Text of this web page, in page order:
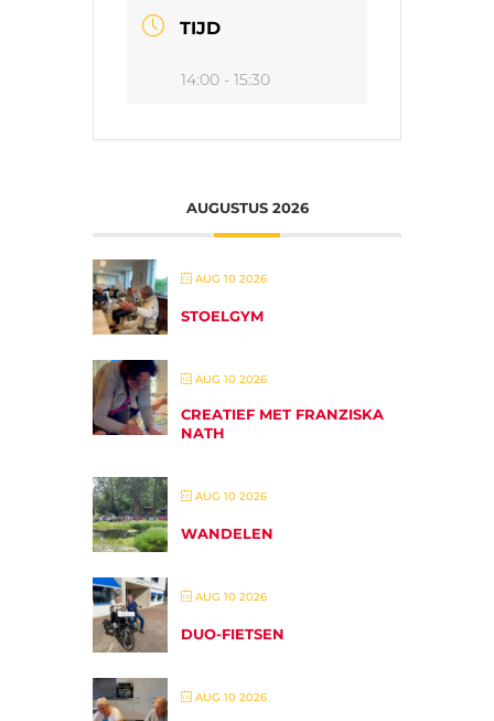
TIJD
14:00 - 15:30
AUGUSTUS 2026
AUG 10 2026
STOELGYM
AUG 10 2026
CREATIEF MET FRANZISKA
NATH
AUG 10 2026
WANDELEN
AUG 10 2026
DUO-FIETSEN
AUG 10 2026